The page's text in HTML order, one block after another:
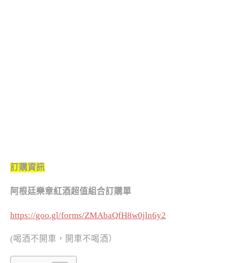
訂購資訊
阿根廷樂章紅酒超值組合訂購單
https://goo.gl/forms/ZMAbaQfH8w0jln6y2
(喝酒不開車，開車不喝酒）